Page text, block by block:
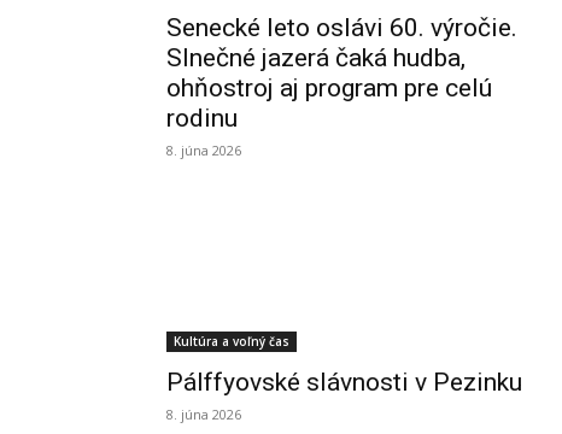
Senecké leto oslávi 60. výročie.
Slnečné jazerá čaká hudba,
ohňostroj aj program pre celú
rodinu
8. júna 2026
Kultúra a voľný čas
Pálffyovské slávnosti v Pezinku
8. júna 2026